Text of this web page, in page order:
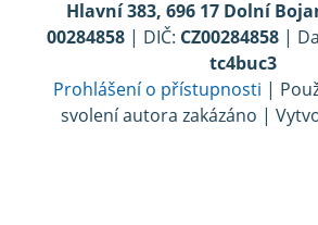
Hlavní 383, 696 17 Dolní
00284858 | DIČ: CZ00284858 |
tc4buc3
Prohlášení o přístupnosti |
svolení autora zakázáno |